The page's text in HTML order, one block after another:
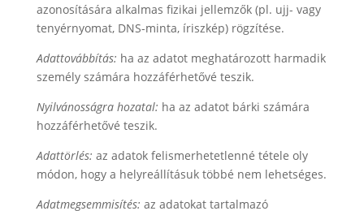
azonosítására alkalmas fizikai jellemzők (pl. ujj- vagy
tenyérnyomat, DNS-minta, íriszkép) rögzítése.
Adattovábbítás: ha az adatot meghatározott harmadik
személy számára hozzáférhetővé teszik.
Nyilvánosságra hozatal: ha az adatot bárki számára
hozzáférhetővé teszik.
Adattörlés: az adatok felismerhetetlenné tétele oly
módon, hogy a helyreállításuk többé nem lehetséges.
Adatmegsemmisítés: az adatokat tartalmazó